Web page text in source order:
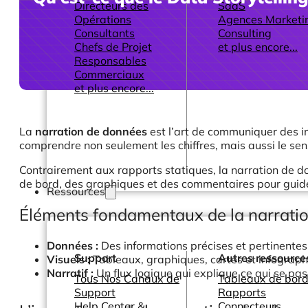
Directeurs des
Opérations
Consultants
Chefs de Projet
Responsables
Commerciaux
et plus encore...
SaaS
Agences
Consulting
et plus encore...
Ressources
Support
Tous Nos Canaux de
Support
Autres
Tableaux de
Rapports
La narration de données est l’art de communiquer des
comprendre non seulement les chiffres, mais aussi le
Contrairement aux rapports statiques, la narration de
de bord, des graphiques et des commentaires pour
Éléments fondamentaux de la
Données : Des informations précises et
Visuels :Tableaux, graphiques, cartes et
Narratif : Un flux logique qui explique ce qui se